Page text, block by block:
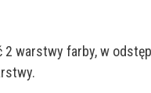
warstwy farby, w